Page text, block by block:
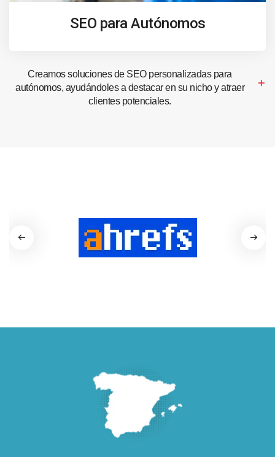
SEO para Autónomos
Creamos soluciones de SEO personalizadas para
autónomos, ayudándoles a destacar en su nicho y atraer
clientes potenciales.